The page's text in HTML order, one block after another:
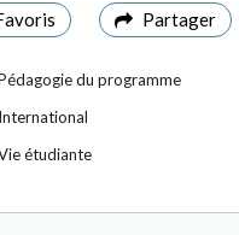
Partager
du programme
International
étudiante